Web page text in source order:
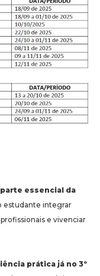
essencial da
estudante integrar
e vivenciar
prática já no 3º